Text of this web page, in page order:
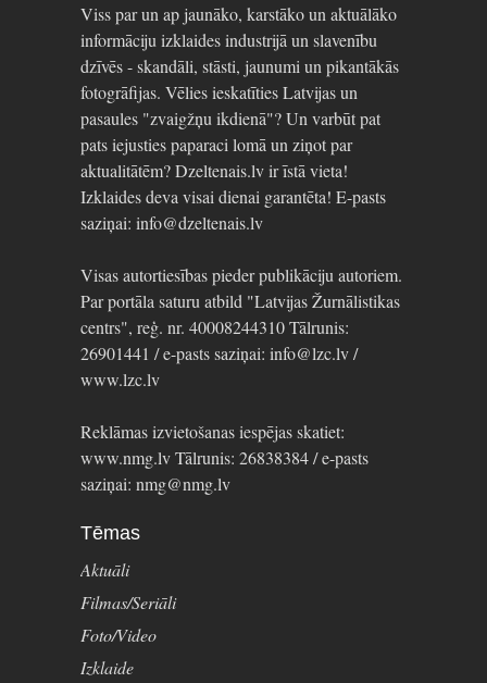
Viss par un ap jaunāko, karstāko un aktuālāko
informāciju izklaides industrijā un slavenību
dzīvēs - skandāli, stāsti, jaunumi un pikantākās
fotogrāfijas. Vēlies ieskatīties Latvijas un
pasaules "zvaigžņu ikdienā"? Un varbūt pat
pats iejusties paparaci lomā un ziņot par
aktualitātēm? Dzeltenais.lv ir īstā vieta!
Izklaides deva visai dienai garantēta! E-pasts
saziņai: info@dzeltenais.lv
Visas autortiesības pieder publikāciju autoriem.
Par portāla saturu atbild "Latvijas Žurnālistikas
centrs", reģ. nr. 40008244310 Tālrunis:
26901441 / e-pasts saziņai: info@lzc.lv /
www.lzc.lv
Reklāmas izvietošanas iespējas skatiet:
www.nmg.lv Tālrunis: 26838384 / e-pasts
saziņai: nmg@nmg.lv
Tēmas
Aktuāli
Filmas/Seriāli
Foto/Video
Izklaide